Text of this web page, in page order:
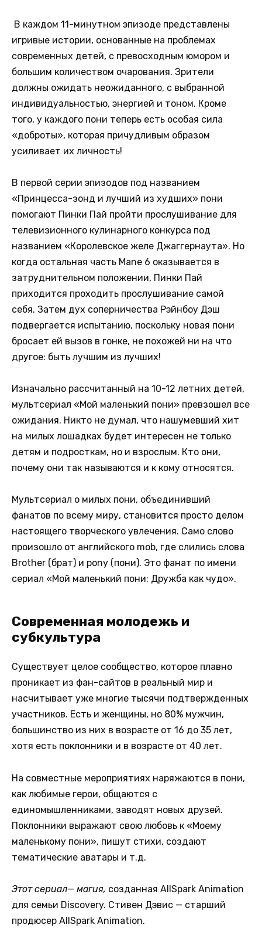
В каждом 11-минутном эпизоде представлены
игривые истории, основанные на проблемах
современных детей, с превосходным юмором и
большим количеством очарования. Зрители
должны ожидать неожиданного, с выбранной
индивидуальностью, энергией и тоном. Кроме
того, у каждого пони теперь есть особая сила
«доброты», которая причудливым образом
усиливает их личность!
В первой серии эпизодов под названием
«Принцесса-зонд и лучший из худших» пони
помогают Пинки Пай пройти прослушивание для
телевизионного кулинарного конкурса под
названием «Королевское желе Джаггернаута». Но
когда остальная часть Mane 6 оказывается в
затруднительном положении, Пинки Пай
приходится проходить прослушивание самой
себя. Затем дух соперничества Рэйнбоу Дэш
подвергается испытанию, поскольку новая пони
бросает ей вызов в гонке, не похожей ни на что
другое: быть лучшим из лучших!
Изначально рассчитанный на 10-12 летних детей,
мультсериал «Мой маленький пони» превзошел все
ожидания. Никто не думал, что нашумевший хит
на милых лошадках будет интересен не только
детям и подросткам, но и взрослым. Кто они,
почему они так называются и к кому относятся.
Мультсериал о милых пони, объединивший
фанатов по всему миру, становится просто делом
настоящего творческого увлечения. Само слово
произошло от английского mob, где слились слова
Brother (брат) и pony (пони). Это фанат по имени
сериал «Мой маленький пони: Дружба как чудо».
Современная молодежь и
субкультура
Существует целое сообщество, которое плавно
проникает из фан-сайтов в реальный мир и
насчитывает уже многие тысячи подтвержденных
участников. Есть и женщины, но 80% мужчин,
большинство из них в возрасте от 16 до 35 лет,
хотя есть поклонники и в возрасте от 40 лет.
На совместные мероприятиях наряжаются в пони,
как любимые герои, общаются с
единомышленниками, заводят новых друзей.
Поклонники выражают свою любовь к «Моему
маленькому пони», пишут стихи, создают
тематические аватары и т.д.
Этот сериал— магия, созданная AllSpark Animation
для семьи Discovery. Стивен Дэвис — старший
продюсер AllSpark Animation.